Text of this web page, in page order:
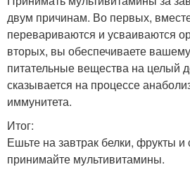
двум причинам. Во первых,
перевариваются и усваиваются
вторых, вы обеспечиваете
питательные вещества на целый
сказывается на процессе
иммунитета.
Итог:
Ешьте на завтрак белки, фрукты
принимайте мультивитамины.